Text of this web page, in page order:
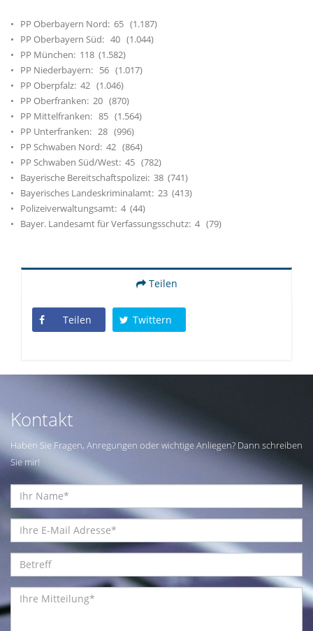
• PP Oberbayern Nord: 65 (1.187)
• PP Oberbayern Süd: 40 (1.044)
• PP München: 118 (1.582)
• PP Niederbayern: 56 (1.017)
• PP Oberpfalz: 42 (1.046)
• PP Oberfranken: 20 (870)
• PP Mittelfranken: 85 (1.564)
• PP Unterfranken: 28 (996)
• PP Schwaben Nord: 42 (864)
• PP Schwaben Süd/West: 45 (782)
• Bayerische Bereitschaftspolizei: 38 (741)
• Bayerisches Landeskriminalamt: 23 (413)
• Polizeiverwaltungsamt: 4 (44)
• Bayer. Landesamt für Verfassungsschutz: 4 (79)
Teilen
Teilen Twittern
Kontakt
Haben Sie Fragen, Anregungen oder wichtige Anliegen? Dann schreiben
Sie mir!